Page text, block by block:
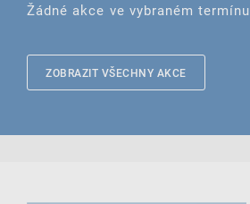
Žádné akce ve vybraném termínu
ZOBRAZIT VŠECHNY AKCE